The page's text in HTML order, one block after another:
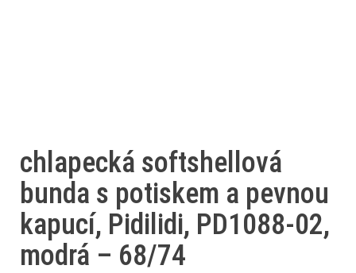
chlapecká softshellová
bunda s potiskem a pevnou
kapucí, Pidilidi, PD1088-02,
modrá – 68/74